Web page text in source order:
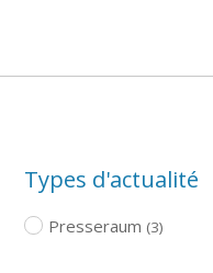
Types d'actualité
Presseraum (3)